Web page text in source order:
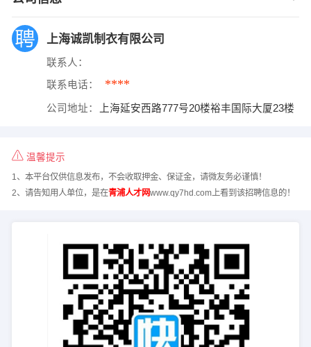
上海诚凯制衣有限公司
联系人：
联系电话： ****
公司地址： 上海延安西路777号20楼裕丰国际大厦23楼
温馨提示
1、本平台仅供信息发布，不会收取押金、保证金，请微友务必谨慎！
2、请告知用人单位，是在青浦人才网www.qy7hd.com上看到该招聘信息的！